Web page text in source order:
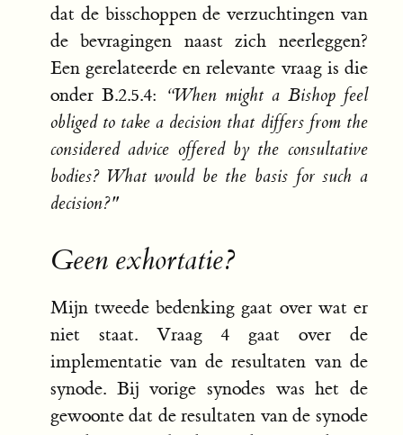
dat de bisschoppen de verzuchtingen van
de bevragingen naast zich neerleggen?
Een gerelateerde en relevante vraag is die
onder B.2.5.4: “When might a Bishop feel
obliged to take a decision that differs from the
considered advice offered by the consultative
bodies? What would be the basis for such a
decision?"
Geen exhortatie?
Mijn tweede bedenking gaat over wat er
niet staat. Vraag 4 gaat over de
implementatie van de resultaten van de
synode. Bij vorige synodes was het de
gewoonte dat de resultaten van de synode